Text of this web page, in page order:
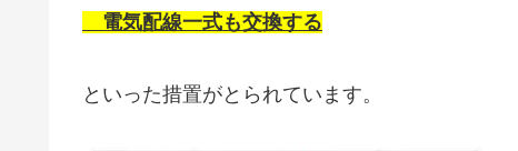
電気配線一式も交換する
といった措置がとられています。